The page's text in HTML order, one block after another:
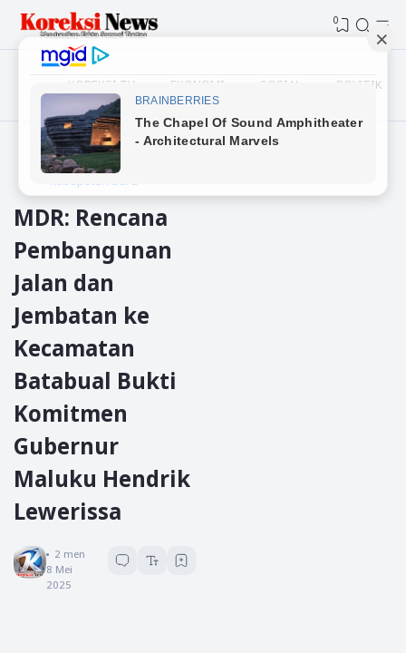
0
KOREKSI TV EKONOMI SOSIAL POLITIK
Beranda
kabupaten buru
MDR: Rencana
Pembangunan
Jalan dan
Jembatan ke
Kecamatan
Batabual Bukti
Komitmen
Gubernur
Maluku Hendrik
Lewerissa
Koreksi News
2 menit baca
8 Mei
2025